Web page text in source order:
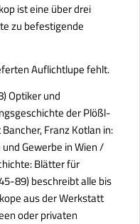
ist eine über drei
zu befestigende
Auflichtlupe fehlt.
Optiker und
der Plößl-
Franz Kotlan in:
Gewerbe in Wien /
Blätter für
89) beschreibt alle bis
aus der Werkstatt
oder privaten